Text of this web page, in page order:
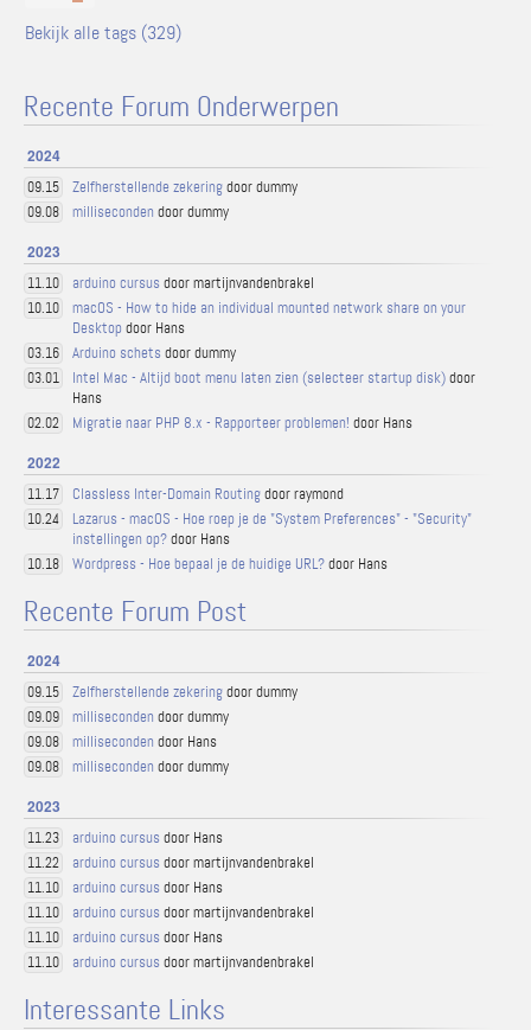
Bekijk alle tags (329)
Recente Forum Onderwerpen
2024
09.15 Zelfherstellende zekeringdoor dummy
09.08 milliseconden door dummy
2023
11.10 arduino cursus door martijnvandenbrakel
10.10
macOS - How to hide an individual mounted network share on your
Desktop door Hans
03.16 Arduino schets door dummy
03.01 Intel Mac - Altijd boot menu laten zien (selecteer startup disk)door
Hans
02.02 Migratie naar PHP 8.x - Rapporteer problemen! door Hans
2022
11.17 Classless Inter-Domain Routingdoor raymond
10.24
Lazarus - macOS - Hoe roep je de "System Preferences" - "Security"
instellingen op?door Hans
10.18 Wordpress - Hoe bepaal je de huidige URL?door Hans
Recente Forum Post
2024
09.15 Zelfherstellende zekeringdoor dummy
09.09 milliseconden door dummy
09.08 milliseconden door Hans
09.08 milliseconden door dummy
2023
11.23 arduino cursus door Hans
11.22 arduino cursus door martijnvandenbrakel
11.10 arduino cursus door Hans
11.10 arduino cursus door martijnvandenbrakel
11.10 arduino cursus door Hans
11.10 arduino cursus door martijnvandenbrakel
Interessante Links